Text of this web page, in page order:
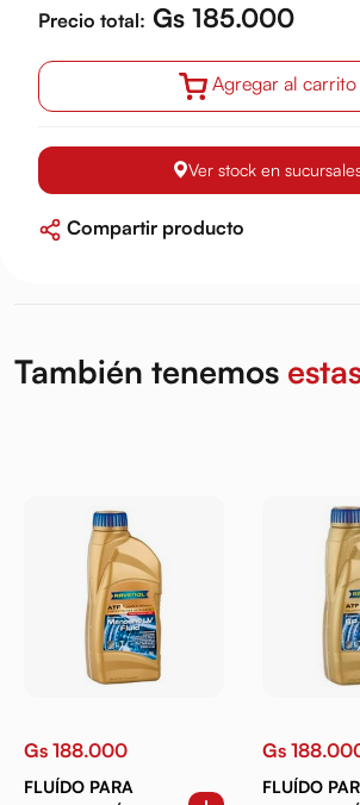
Precio total: Gs 185.000
Agregar al carrito
Ver stock en
Compartir producto
También tenemos
Gs 188.000
FLUÍDO PARA
Gs
FLUÍDO